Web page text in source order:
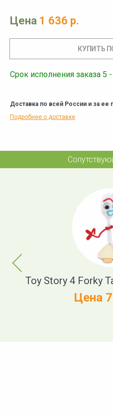
Цена 1 636 р.
Срок исполнения заказа 5
Доставка по всей России и за ее
Подробнее о доставке
Previous
Toy Story 4 Forky
Цена